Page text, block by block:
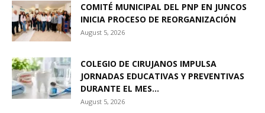
COMITÉ MUNICIPAL DEL PNP EN JUNCOS
INICIA PROCESO DE REORGANIZACIÓN
August 5, 2026
COLEGIO DE CIRUJANOS IMPULSA
JORNADAS EDUCATIVAS Y PREVENTIVAS
DURANTE EL MES...
August 5, 2026